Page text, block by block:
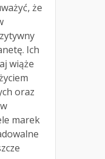
że
Ich
wiąże
oraz
marek